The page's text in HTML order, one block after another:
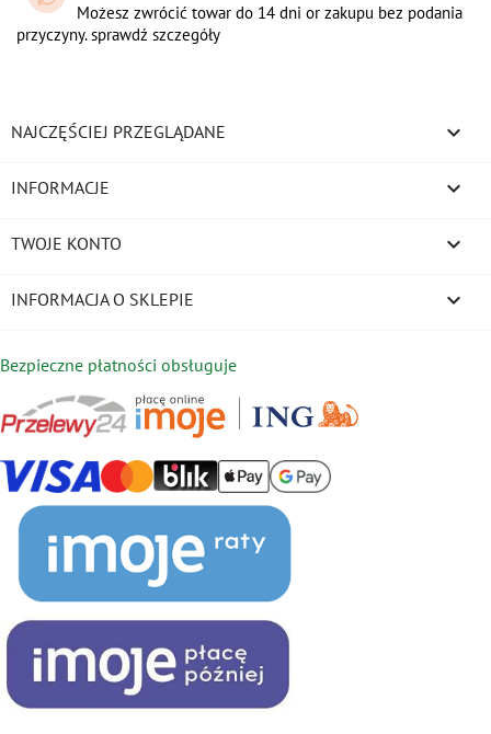
Możesz zwrócić towar do 14 dni or zakupu bez podania
przyczyny. sprawdź szczegóły
NAJCZĘŚCIEJ PRZEGLĄDANE 
INFORMACJE 
TWOJE KONTO 
INFORMACJA O SKLEPIE keyboard_arrow_down
Bezpieczne płatności obsługuje